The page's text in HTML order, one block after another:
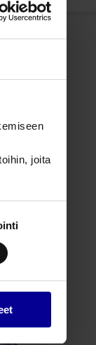
joita